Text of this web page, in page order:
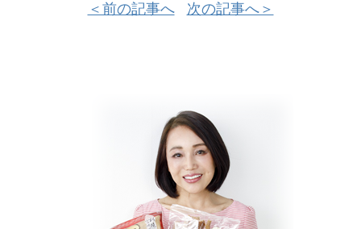
＜前の記事へ 次の記事へ＞